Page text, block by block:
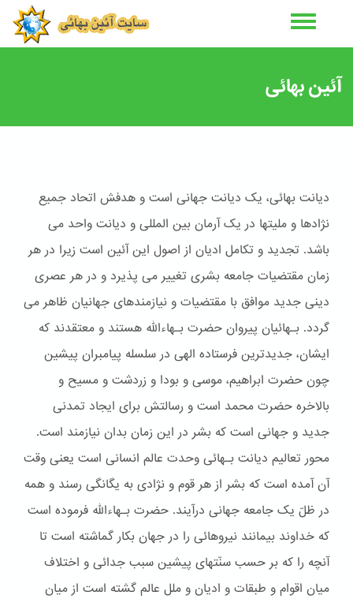
آئین بهائی
دیانت بهائی، یک دیانت جهانی است و هدفش اتحاد جمیع
نژادها و ملیتها در یک آرمان بین المللی و دیانت واحد می
باشد. تجدید و تکامل ادیان از اصول این آئین است زیرا در هر
زمان مقتضیات جامعه بشری تغییر می پذیرد و در هر عصری
دینی جدید موافق با مقتضیات و نیازمندهای جهانیان ظاهر می
گردد. بـهائیان پیروان حضرت بـهاءالله هستند و معتقدند که
ایشان، جدیدترین فرستاده الهی در سلسله پیامبران پیشین
چون حضرت ابراهیم، موسی و بودا و زردشت و مسیح و
بالاخره حضرت محمد است و رسالتش برای ایجاد تمدنی
جدید و جهانی است که بشر در این زمان بدان نیازمند است.
محور تعالیم دیانت بـهائی وحدت عالم انسانی است یعنی وقت
آن آمده است که بشر از هر قوم و نژادی به یگانگی رسند و همه
در ظلّ یک جامعه جهانی درآیند. حضرت بـهاءالله فرموده است
که خداوند بیمانند نیروهائی را در جهان بکار گماشته است تا
آنچه را که بر حسب سنّتهای پیشین سبب جدائی و اختلاف
میان اقوام و طبقات و ادیان و ملل عالم گشته است از میان